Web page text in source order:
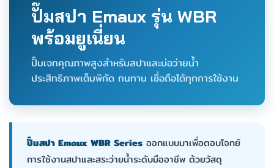
ปั๊มสปา Emaux รุ่น WBR
พร้อมยูเนี่ยน
ปั๊มเจทคุณภาพสูงสำหรับสปาและบ่อว่ายน้ำ
ประสิทธิภาพเต็มพิกัด ทนทาน เชื่อถือได้ทุกการใช้งาน
ปั๊มสปา Emaux WBR Series ออกแบบมาเพื่อตอบโจทย์
การใช้งานสปาและสระว่ายน้ำระดับมืออาชีพ ด้วยวัสดุ